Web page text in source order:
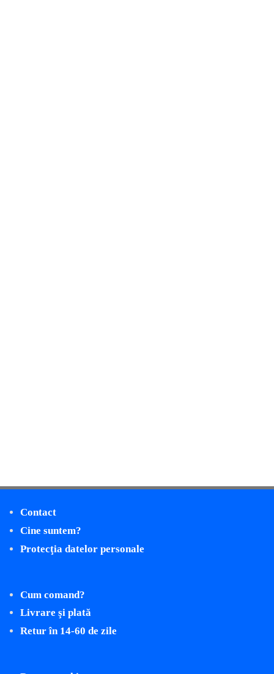
Contact
Cine suntem?
Protecţia datelor personale
Cum comand?
Livrare şi plată
Retur în 14-60 de zile